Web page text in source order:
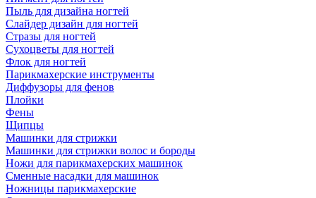
Пыль для дизайна ногтей
Слайдер дизайн для ногтей
Стразы для ногтей
Сухоцветы для ногтей
Флок для ногтей
Парикмахерские инструменты
Диффузоры для фенов
Плойки
Фены
Щипцы
Машинки для стрижки
Машинки для стрижки волос и бороды
Ножи для парикмахерских машинок
Сменные насадки для машинок
Ножницы парикмахерские